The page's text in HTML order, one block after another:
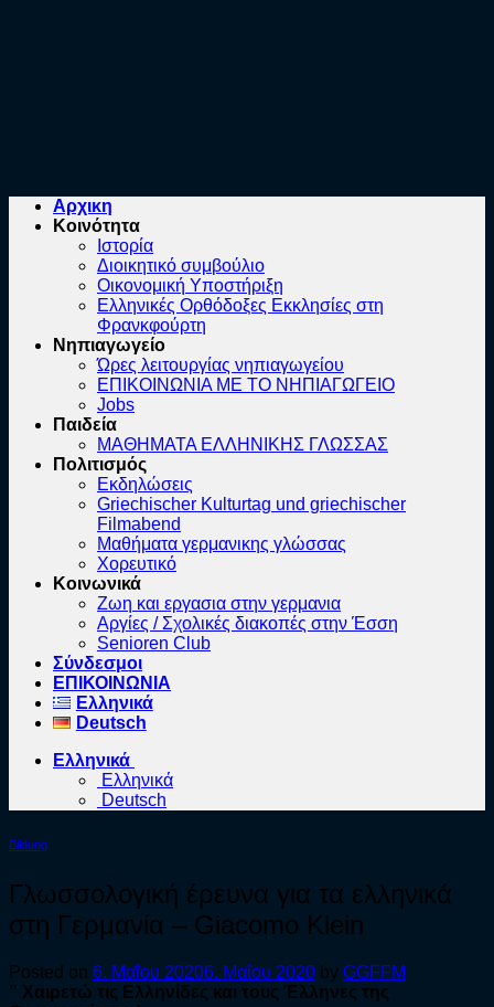
Αρχικη
Κοινότητα
Ιστορία
Διοικητικό συμβούλιο
Οικονομική Υποστήριξη
Ελληνικές Ορθόδοξες Εκκλησίες στη
Φρανκφούρτη
Νηπιαγωγείο
Ώρες λειτουργίας νηπιαγωγείου
ΕΠΙΚΟΙΝΩΝΙΑ ΜΕ ΤΟ ΝΗΠΙΑΓΩΓΕΙΟ
Jobs
Παιδεία
ΜΑΘΗΜΑΤΑ ΕΛΛΗΝΙΚΗΣ ΓΛΩΣΣΑΣ
Πολιτισμός
Εκδηλώσεις
Griechischer Kulturtag und griechischer
Filmabend
Μαθήματα γερμανικης γλώσσας
Χορευτικό
Κοινωνικά
Ζωη και εργασια στην γερμανια
Αργίες / Σχολικές διακοπές στην Έσση
Senioren Club
Σύνδεσμοι
ΕΠΙΚΟΙΝΩΝΙΑ
Ελληνικά
Deutsch
Ελληνικά
Ελληνικά
Deutsch
Bildung
Γλωσσολογική έρευνα για τα ελληνικά
στη Γερμανία – Giacomo Klein
Posted on 6. Μαΐου 20206. Μαΐου 2020 by GGFFM
” Χαιρετώ τις Ελληνίδες και τους Έλληνες της